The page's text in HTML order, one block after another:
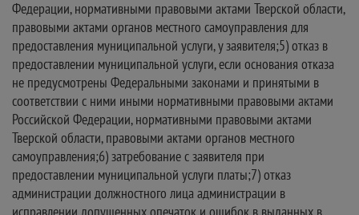
Федерации, нормативными правовыми актами Тверской области,
правовыми актами органов местного самоуправления для
предоставления муниципальной услуги, у заявителя;5) отказ в
предоставлении муниципальной услуги, если основания отказа
не предусмотрены Федеральными законами и принятыми в
соответствии с ними иными нормативными правовыми актами
Российской Федерации, нормативными правовыми актами
Тверской области, правовыми актами органов местного
самоуправления;6) затребование с заявителя при
предоставлении муниципальной услуги платы;7) отказ
администрации должностного лица администрации в